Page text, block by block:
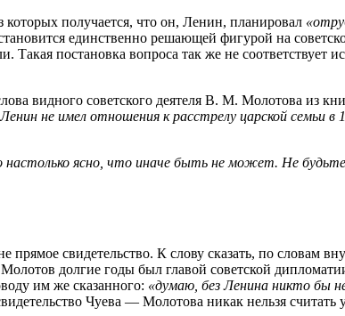
получается, что он, Ленин, планировал
единственно решающей фигурой на
постановка вопроса так же не соответствует
видного советского деятеля В. М. Молотова из
не имел отношения к расстрелу царской семьи в
ясно, что иначе быть не может. Не
прямое свидетельство. К слову сказать, по словам
долгие годы был главой советской
им же сказанного: «думаю, без Ленина никто бы
Чуева — Молотова никак нельзя считать